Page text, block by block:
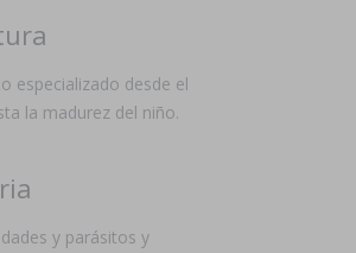
especializado desde el
la madurez del niño.
y parásitos y